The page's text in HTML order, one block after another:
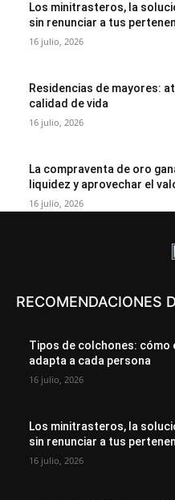
Los minitrasteros, la
sin renunciar a tus
16 julio, 2026
Residencias de mayores:
calidad de vida
16 julio, 2026
La compraventa de oro
liquidez y aprovechar el
16 julio, 2026
RECOMENDACIONES
Tipos de colchones: cómo
adapta a cada persona
16 julio, 2026
Los minitrasteros, la
sin renunciar a tus
16 julio, 2026